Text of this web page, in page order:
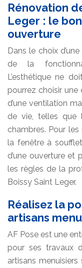
Rénovation
Leger : le
ouverture
Dans le choix
de la
L’esthétique ne
pourrez choisir
d’une ventilation
de vie, telles que
chambres. Pour
la fenêtre à
d’une ouverture et
les règles de la
Boissy Saint Leger.
Réalisez la
artisans
AF Pose est une
pour ses travaux
artisans